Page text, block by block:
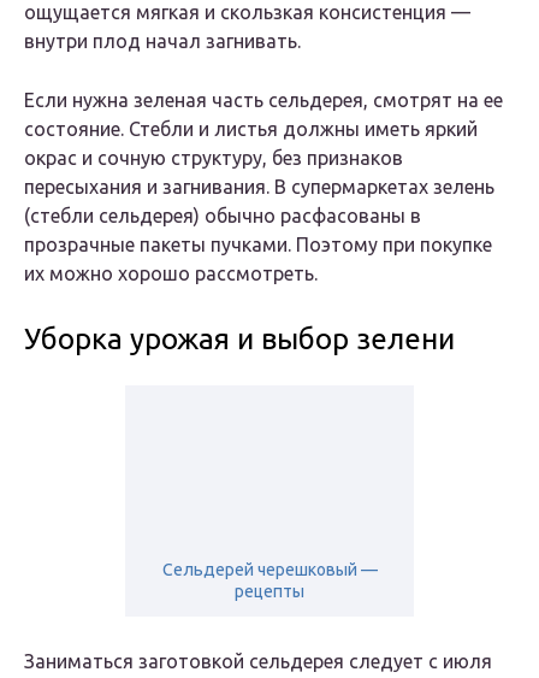
ощущается мягкая и скользкая консистенция —
внутри плод начал загнивать.
Если нужна зеленая часть сельдерея, смотрят на ее
состояние. Стебли и листья должны иметь яркий
окрас и сочную структуру, без признаков
пересыхания и загнивания. В супермаркетах зелень
(стебли сельдерея) обычно расфасованы в
прозрачные пакеты пучками. Поэтому при покупке
их можно хорошо рассмотреть.
Уборка урожая и выбор зелени
Сельдерей черешковый —
рецепты
Заниматься заготовкой сельдерея следует с июля